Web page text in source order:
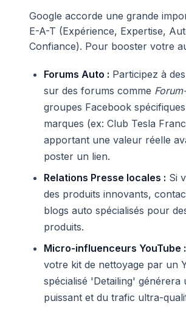
Google accorde une grande
E-A-T (Expérience, Expertise,
Confiance). Pour booster votre
Forums Auto : Participez à
sur des forums comme
groupes Facebook
marques (ex: Club Tesla
apportant une valeur réelle
poster un lien.
Relations Presse locales : Si
des produits innovants,
blogs auto spécialisés pour
produits.
Micro-influenceurs YouTube :
votre kit de nettoyage par un
spécialisé 'Detailing' générera
puissant et du trafic ultra-